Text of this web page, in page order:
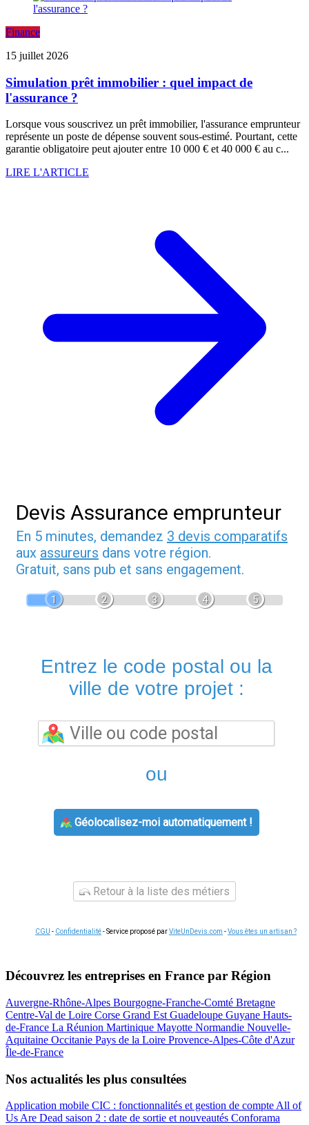
Finance
15 juillet 2026
Simulation prêt immobilier : quel impact de
l'assurance ?
Lorsque vous souscrivez un prêt immobilier, l'assurance emprunteur
représente un poste de dépense souvent sous-estimé. Pourtant, cette
garantie obligatoire peut ajouter entre 10 000 € et 40 000 € au c...
LIRE L'ARTICLE
Devis Assurance emprunteur
En 5 minutes, demandez 3 devis comparatifs
aux assureurs dans votre région.
Gratuit, sans pub et sans engagement.
1 2 3 4 5
Entrez le code postal ou la
ville de votre projet :
ou
Géolocalisez-moi automatiquement !
Retour à la liste des métiers
CGU - Confidentialité- Service proposé parViteUnDevis.com -Vous êtes un artisan ?
Découvrez les entreprises en France par Région
Auvergne-Rhône-Alpes Bourgogne-Franche-Comté Bretagne
Centre-Val de Loire Corse Grand Est Guadeloupe Guyane Hauts-
de-France La Réunion Martinique Mayotte Normandie Nouvelle-
Aquitaine Occitanie Pays de la Loire Provence-Alpes-Côte d'Azur
Île-de-France
Nos actualités les plus consultées
Application mobile CIC : fonctionnalités et gestion de compte All of
Us Are Dead saison 2 : date de sortie et nouveautés Conforama